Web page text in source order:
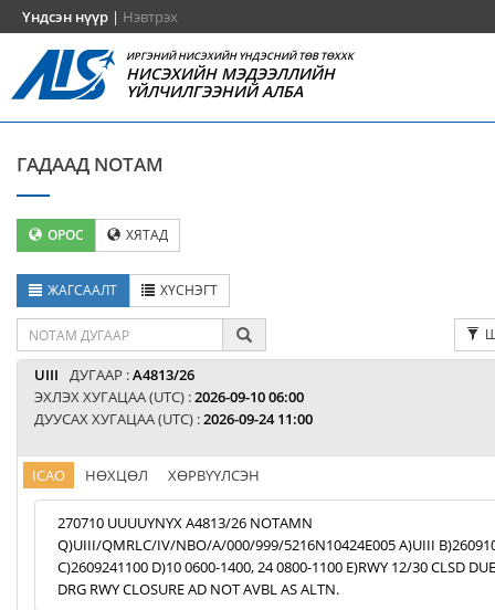
Үндсэн нүүр | Нэвтрэх
ИРГЭНИЙ НИСЭХИЙН ҮНДЭСНИЙ ТӨВ ТӨХХК
НИСЭХИЙН МЭДЭЭЛЛИЙН
ҮЙЛЧИЛГЭЭНИЙ АЛБА
ГАДААД NOTAM
ОРОС ХЯТАД
ЖАГСААЛТ ХҮСНЭГТ
UIII ДУГААР :A4813/26
ЭХЛЭХ ХУГАЦАА (UTC) :2026-09-10 06:00
ДУУСАХ ХУГАЦАА (UTC) :2026-09-24 11:00
ICAO НӨХЦӨЛ ХӨРВҮҮЛСЭН
270710 UUUUYNYX A4813/26 NOTAMN
Q)UIII/QMRLC/IV/NBO/A/000/999/5216N10424E005 A)UIII
C)2609241100 D)10 0600-1400, 24 0800-1100 E)RWY 12/30 CLSD
DRG RWY CLOSURE AD NOT AVBL AS ALTN.